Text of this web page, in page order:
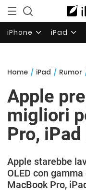
iPhone iPad
Home / iPad / Rumor
Apple
migliori
Pro,
Apple starebbe
OLED con
MacBook Pro,